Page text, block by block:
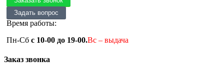
Время работы:
Пн-Сб с 10-00 до 19-00.Вс – выдача
Заказ звонка